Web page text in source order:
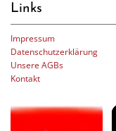
Links
Impressum
Datenschutzerklärung
Unsere AGBs
Kontakt